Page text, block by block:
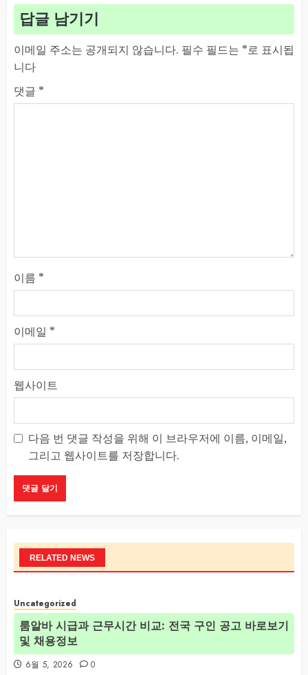
답글 남기기
이메일 주소는 공개되지 않습니다. 필수 필드는 *로 표시됩
니다
댓글 *
이름 *
이메일 *
웹사이트
다음 번 댓글 작성을 위해 이 브라우저에 이름, 이메일,
그리고 웹사이트를 저장합니다.
RELATED NEWS
Uncategorized
룸알바 시급과 근무시간 비교: 전국 구인 공고 바로보기
및 채용정보
6월 5, 2026 0